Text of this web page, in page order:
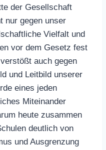
der Gesellschaft
nur gegen unser
Vielfalt und
vor dem Gesetz fest
auch gegen
und Leitbild unserer
eines jeden
Miteinander
heute zusammen
deutlich von
und Ausgrenzung